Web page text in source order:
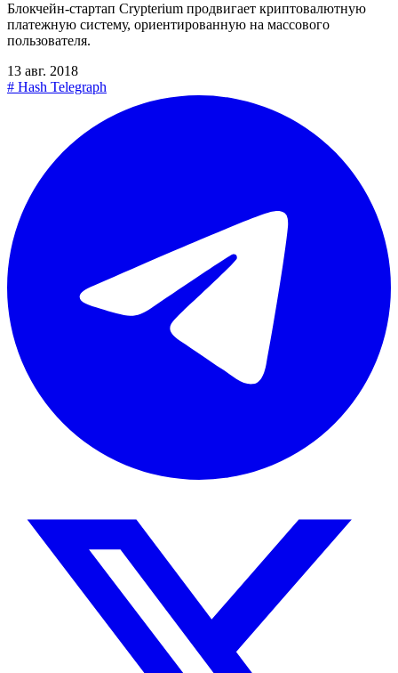
Блокчейн-стартап Crypterium продвигает криптовалютную
платежную систему, ориентированную на массового
пользователя.
13 авг. 2018
# Hash Telegraph